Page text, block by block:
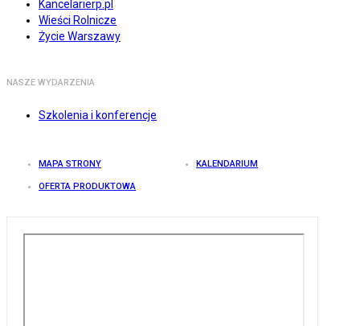
Kancelarierp.pl
Wieści Rolnicze
Życie Warszawy
NASZE WYDARZENIA
Szkolenia i konferencje
MAPA STRONY KALENDARIUM
OFERTA PRODUKTOWA